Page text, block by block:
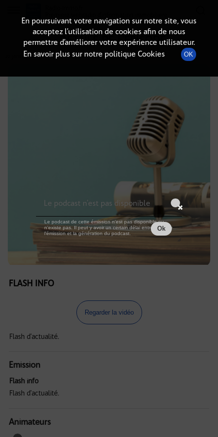
DÉTAILS DE L'ÉPISODE
22 janvier 2025à 6h59, durée : Invalid date
FLASH INFO
Regarder la vidéo
Flash d'actualité.
Emission
Flash info
Flash d'actualité.
Animateurs
En poursuivant votre navigation sur notre site, vous
acceptez l’utilisation de cookies afin de nous
permettre d’améliorer votre expérience utilisateur.
En savoir plus sur notre politique Cookies
OK
Le podcast n'est pas disponible
Le podcast de cette émission n'est pas disponible ou
n'existe pas. Il peut y avoir un certain délai entre la fin de
l'émission et la génération du podcast.
Ok